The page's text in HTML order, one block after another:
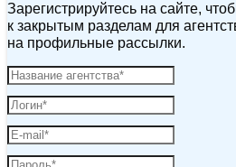
Зарегистрируйтесь на сайте,
к закрытым разделам для
на профильные рассылки.